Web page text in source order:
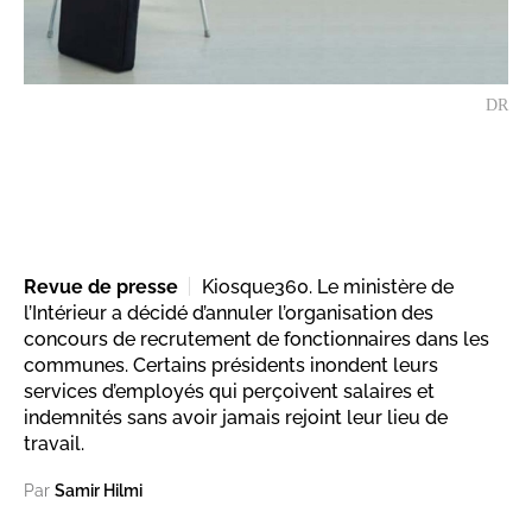
DR
Revue de presse
Kiosque360. Le ministère de
l’Intérieur a décidé d’annuler l’organisation des
concours de recrutement de fonctionnaires dans les
communes. Certains présidents inondent leurs
services d’employés qui perçoivent salaires et
indemnités sans avoir jamais rejoint leur lieu de
travail.
Par Samir Hilmi